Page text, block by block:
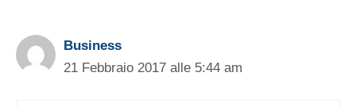
Business
21 Febbraio 2017 alle 5:44 am